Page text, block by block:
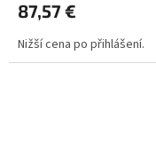
87,57 €
Nižší cena po přihlášení.